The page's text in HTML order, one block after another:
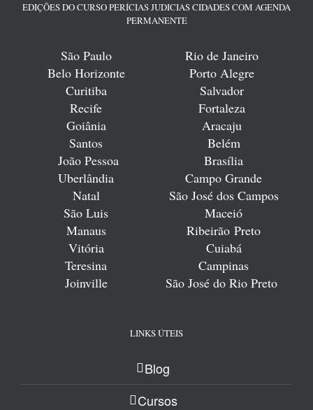
EDIÇÕES DO CURSO PERÍCIAS JUDICIAS CIDADES COM AGENDA
PERMANENTE
São Paulo
Rio de Janeiro
Belo Horizonte
Porto Alegre
Curitiba
Salvador
Recife
Fortaleza
Goiânia
Aracaju
Santos
Belém
João Pessoa
Brasília
Uberlândia
Campo Grande
Natal
São José dos Campos
São Luis
Maceió
Manaus
Ribeirão Preto
Vitória
Cuiabá
Teresina
Campinas
Joinville
São José do Rio Preto
LINKS ÚTEIS
Blog
Cursos